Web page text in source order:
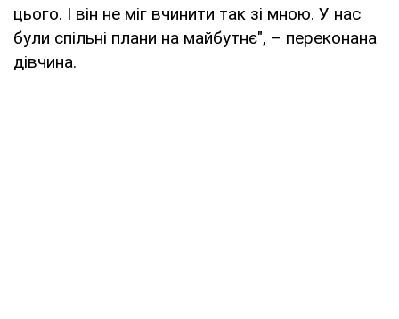
цього. І він не міг вчинити так зі мною. У нас
були спільні плани на майбутнє", – переконана
дівчина.